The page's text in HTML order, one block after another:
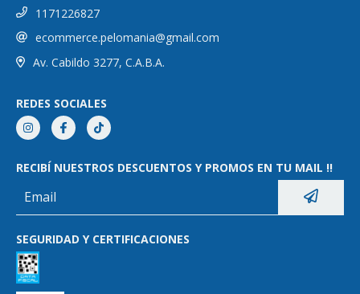
1171226827
ecommerce.pelomania@gmail.com
Av. Cabildo 3277, C.A.B.A.
REDES SOCIALES
RECIBÍ NUESTROS DESCUENTOS Y PROMOS EN TU MAIL !!
SEGURIDAD Y CERTIFICACIONES